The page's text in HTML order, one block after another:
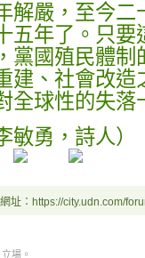
解嚴，至今
五年了。只
黨國殖民體
建、社會改
全球性的失
勇，詩人）
址：https://city.udn.com/
場。